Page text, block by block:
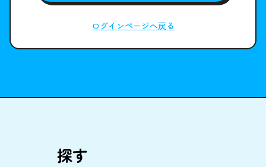
ログインページへ戻る
探す